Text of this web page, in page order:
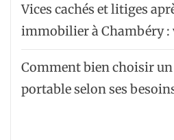
Vices cachés et litiges
immobilier à Chambéry :
Comment bien choisir
portable selon ses